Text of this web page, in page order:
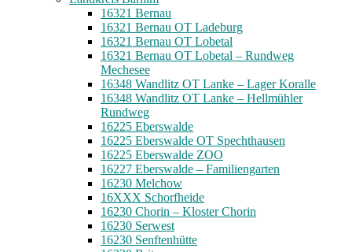
16321 Bernau
16321 Bernau OT Ladeburg
16321 Bernau OT Lobetal
16321 Bernau OT Lobetal – Rundweg
Mechesee
16348 Wandlitz OT Lanke – Lager Koralle
16348 Wandlitz OT Lanke – Hellmühler
Rundweg
16225 Eberswalde
16225 Eberswalde OT Spechthausen
16225 Eberswalde ZOO
16227 Eberswalde – Familiengarten
16230 Melchow
16XXX Schorfheide
16230 Chorin – Kloster Chorin
16230 Serwest
16230 Senftenhütte